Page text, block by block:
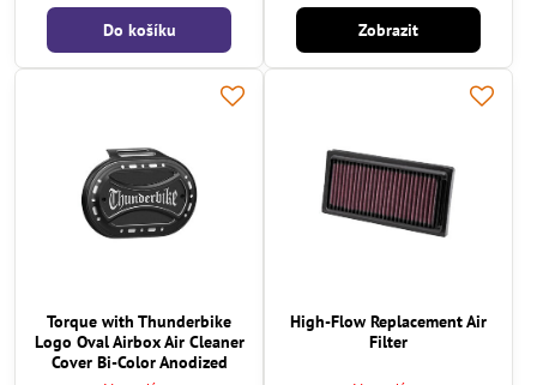
Do košíku Zobrazit
Torque with Thunderbike
Logo Oval Airbox Air Cleaner
Cover Bi-Color Anodized
High-Flow Replacement Air
Filter